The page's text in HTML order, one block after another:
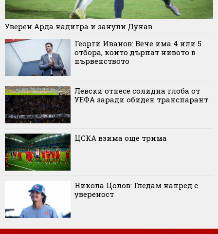
Уверен Арда надигра и занули Дунав
Георги Иванов: Вече има 4 или 5
отбора, които дърпат нивото в
първенството
Левски отнесе солидна глоба от
УЕФА заради обиден транспарант
ЦСКА взима още трима
Никола Цолов: Гледам напред с
увереност